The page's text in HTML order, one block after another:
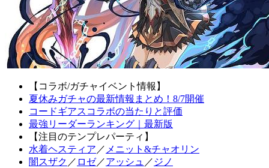
【コラボ/ガチャイベント情報】
夏休みガチャの最新情報まとめ！8/7開催
コードギアスコラボの当たりと評価
最強リーダーランキング｜最新版
【注目のテンプレパーティ】
水着ヘスティア ／ メニット&チャオリン
闇スザク ／ ロゼ／アッシュ ／ ジノ